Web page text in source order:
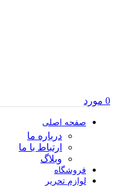
0 مورد
صفحه اصلی
درباره ما
ارتباط با ما
وبلاگ
فروشگاه
لوازم تحریر